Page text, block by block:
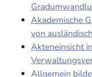
Akademische
von
Akteneinsicht
Allgemein